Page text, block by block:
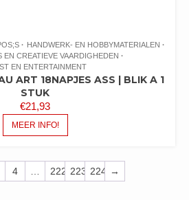
HANDWERK- EN HOBBYMATERIALEN
EN CREATIEVE VAARDIGHEDEN
EN ENTERTAINMENT
ART 18NAPJES ASS | BLIK A 1
STUK
€21,93
MEER INFO!
4 … 222 223 224 →